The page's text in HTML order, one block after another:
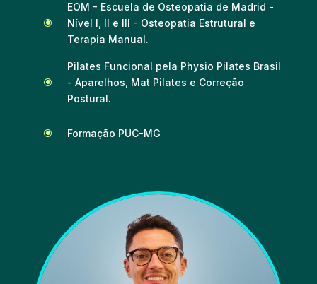
\
EOM - Escuela de Osteopatia de Madrid -
Nível I, II e III - Osteopatia Estrutural e
Terapia Manual.
\
Pilates Funcional pela Physio Pilates Brasil
- Aparelhos, Mat Pilates e Correção
Postural.
\ Formação PUC-MG